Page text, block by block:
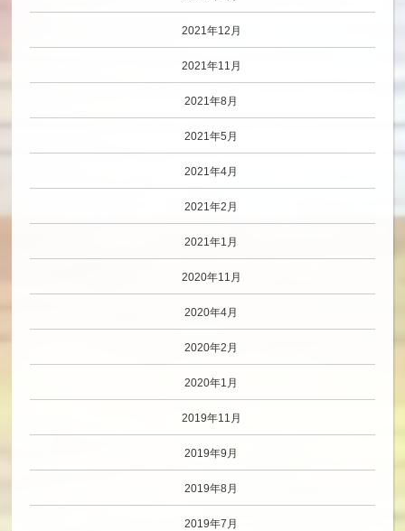
2021年12月
2021年11月
2021年8月
2021年5月
2021年4月
2021年2月
2021年1月
2020年11月
2020年4月
2020年2月
2020年1月
2019年11月
2019年9月
2019年8月
2019年7月